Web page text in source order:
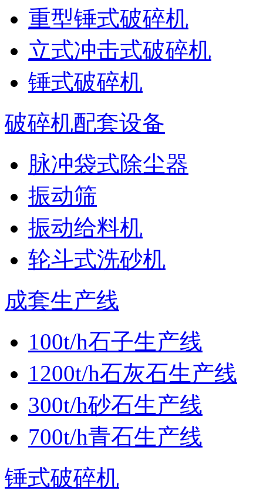
重型锤式破碎机
立式冲击式破碎机
锤式破碎机
破碎机配套设备
脉冲袋式除尘器
振动筛
振动给料机
轮斗式洗砂机
成套生产线
100t/h石子生产线
1200t/h石灰石生产线
300t/h砂石生产线
700t/h青石生产线
锤式破碎机